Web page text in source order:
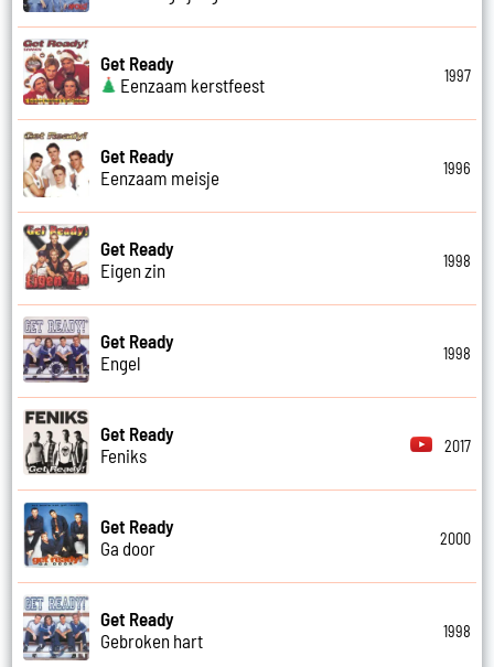
Get Ready
Eenzaam kerstfeest
1997
Get Ready
Eenzaam meisje
1996
Get Ready
Eigen zin
1998
Get Ready
Engel
1998
Get Ready
Feniks
2017
Get Ready
Ga door
2000
Get Ready
Gebroken hart
1998